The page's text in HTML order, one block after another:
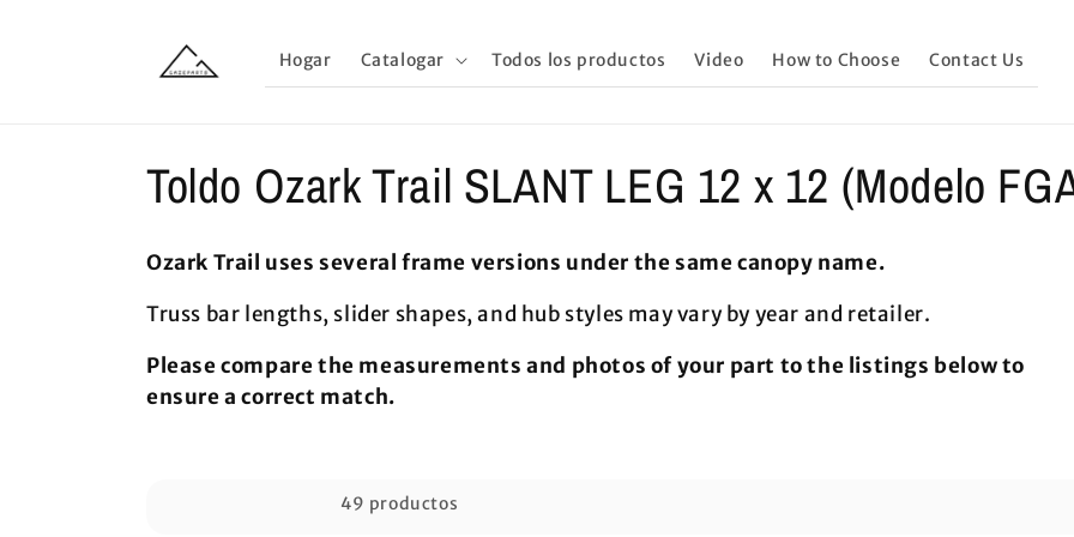
Hogar Catalogar Todos los productos Video How to Choose Contact Us
C
o
l
e
Toldo Ozark Trail SLANT LEG 12 x 12 (Modelo
Ozark Trail uses several frame versions under the same canopy name.
Truss bar lengths, slider shapes, and hub styles may vary by year and retailer.
Please compare the measurements and photos of your part to the listings below to
ensure a correct match.
49 productos